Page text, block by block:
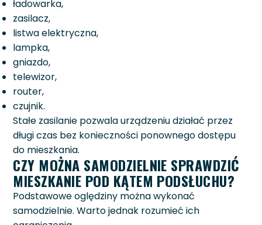
ładowarka,
zasilacz,
listwa elektryczna,
lampka,
gniazdo,
telewizor,
router,
czujnik.
Stałe zasilanie pozwala urządzeniu działać przez
długi czas bez konieczności ponownego dostępu
do mieszkania.
CZY MOŻNA SAMODZIELNIE SPRAWDZIĆ
MIESZKANIE POD KĄTEM PODSŁUCHU?
Podstawowe oględziny można wykonać
samodzielnie. Warto jednak rozumieć ich